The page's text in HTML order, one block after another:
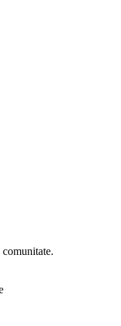
comunitate.